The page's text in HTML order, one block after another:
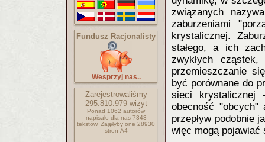
Fundusz Racjonalisty
Wesprzyj nas..
Zarejestrowaliśmy
295.810.979wizyt
Ponad 1062 autorów
napisało dla nas 7343
tekstów. Zajęłyby one 28930
stron A4
związanych
zaburzeniami
krystalicznej.
stałego, a ich
zwykłych
przemieszczanie
być porównane do
sieci krystalicznej
obecność "obcych"
przepływ podobnie
więc mogą pojawiać